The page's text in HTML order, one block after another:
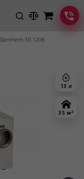
Dantherm AD 120B
13 л
35 м 2